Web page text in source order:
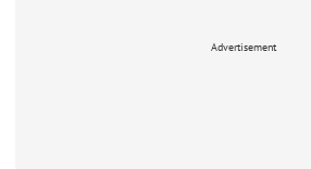
Advertisement